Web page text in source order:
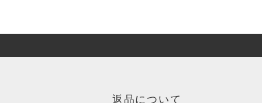
返品について